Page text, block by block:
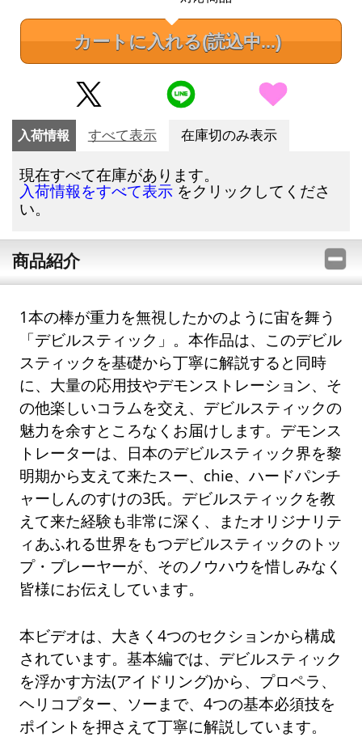
カートに入れる(読込中...)
入荷情報 すべて表示 在庫切のみ表示
現在すべて在庫があります。
入荷情報をすべて表示 をクリックしてくださ
い。
商品紹介
1本の棒が重力を無視したかのように宙を舞う
「デビルスティック」。本作品は、このデビル
スティックを基礎から丁寧に解説すると同時
に、大量の応用技やデモンストレーション、そ
の他楽しいコラムを交え、デビルスティックの
魅力を余すところなくお届けします。デモンス
トレーターは、日本のデビルスティック界を黎
明期から支えて来たスー、chie、ハードパンチ
ャーしんのすけの3氏。デビルスティックを教
えて来た経験も非常に深く、またオリジナリテ
ィあふれる世界をもつデビルスティックのトッ
プ・プレーヤーが、そのノウハウを惜しみなく
皆様にお伝えしています。
本ビデオは、大きく4つのセクションから構成
されています。基本編では、デビルスティック
を浮かす方法(アイドリング)から、プロペラ、
ヘリコプター、ソーまで、4つの基本必須技を
ポイントを押さえて丁寧に解説しています。